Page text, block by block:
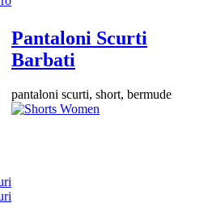
Pantaloni Scurti
Barbati
pantaloni scurti, short, bermude